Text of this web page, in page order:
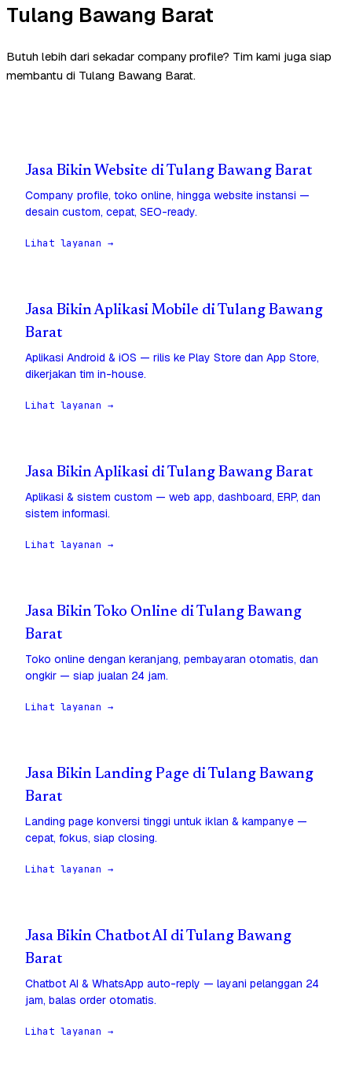
Tulang Bawang Barat
Butuh lebih dari sekadar company profile? Tim kami juga siap
membantu di Tulang Bawang Barat.
Jasa Bikin Website di Tulang Bawang Barat
Company profile, toko online, hingga website instansi —
desain custom, cepat, SEO-ready.
Lihat layanan →
Jasa Bikin Aplikasi Mobile di Tulang Bawang
Barat
Aplikasi Android & iOS — rilis ke Play Store dan App Store,
dikerjakan tim in-house.
Lihat layanan →
Jasa Bikin Aplikasi di Tulang Bawang Barat
Aplikasi & sistem custom — web app, dashboard, ERP, dan
sistem informasi.
Lihat layanan →
Jasa Bikin Toko Online di Tulang Bawang
Barat
Toko online dengan keranjang, pembayaran otomatis, dan
ongkir — siap jualan 24 jam.
Lihat layanan →
Jasa Bikin Landing Page di Tulang Bawang
Barat
Landing page konversi tinggi untuk iklan & kampanye —
cepat, fokus, siap closing.
Lihat layanan →
Jasa Bikin Chatbot AI di Tulang Bawang
Barat
Chatbot AI & WhatsApp auto-reply — layani pelanggan 24
jam, balas order otomatis.
Lihat layanan →